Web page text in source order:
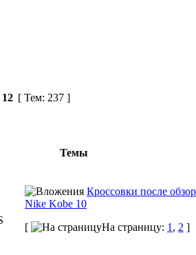
12 [ Тем: 237 ]
Темы
Кроссовки после
Nike Kobe 10
[
На страницу: 1 , 2 ]